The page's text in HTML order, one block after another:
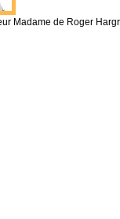
Madame de Roger